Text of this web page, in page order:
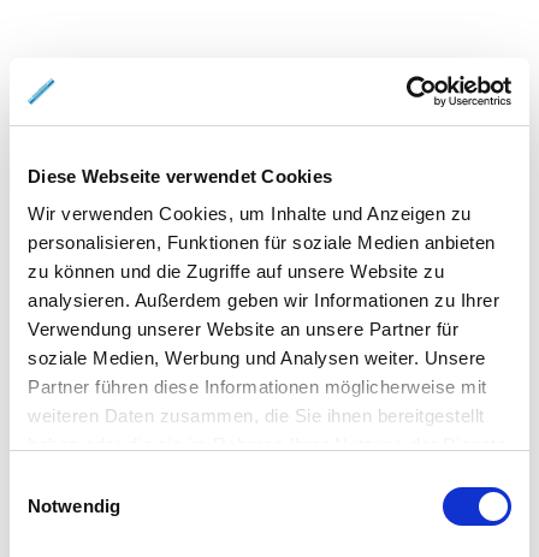
Diese Webseite verwendet Cookies
Wir verwenden Cookies, um Inhalte und Anzeigen zu
personalisieren, Funktionen für soziale Medien anbieten
zu können und die Zugriffe auf unsere Website zu
analysieren. Außerdem geben wir Informationen zu Ihrer
Verwendung unserer Website an unsere Partner für
soziale Medien, Werbung und Analysen weiter. Unsere
Partner führen diese Informationen möglicherweise mit
weiteren Daten zusammen, die Sie ihnen bereitgestellt
Notwendig